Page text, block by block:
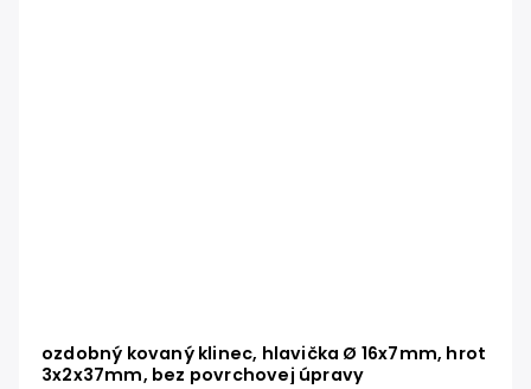
ozdobný kovaný klinec, hlavička Ø 16x7mm, hrot
3x2x37mm, bez povrchovej úpravy